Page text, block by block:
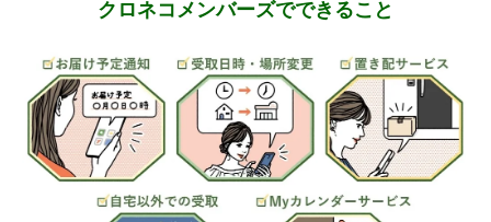
クロネコメンバーズでできること